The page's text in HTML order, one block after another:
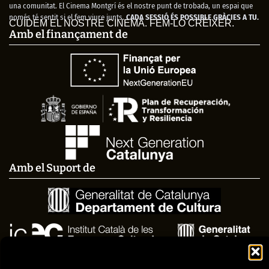
una comunitat. El Cinema Montgrí és el nostre punt de trobada, un espai que
només té sentit si el fem viure junts.CADA SESSIÓ ÉS POSSIBLE GRÀCIES A TU.
CUIDEM EL NOSTRE CINEMA. FEM-LO CRÉIXER.
Amb el finançament de
Amb el Suport de